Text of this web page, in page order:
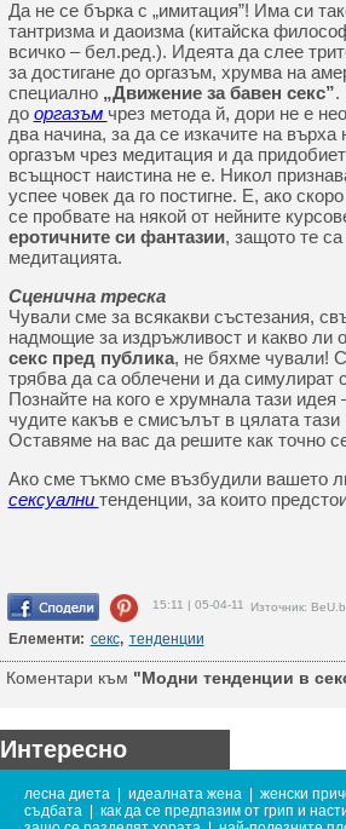
Да не се бърка с „имитация”! Има си
тантризма и даоизма (китайска
всичко – бел.ред.). Идеята да слее
за достигане до оргазъм, хрумва на
специално „Движение за бавен секс”.
до оргазъм чрез метода й, дори не е
два начина, за да се изкачите на
оргазъм чрез медитация и да
всъщност наистина не е. Никол
успее човек да го постигне. Е, ако
се пробвате на някой от нейните
еротичните си фантазии, защото те
медитацията.
Сценична треска
Чували сме за всякакви състезания,
надмощие за издръжливост и какво ли
секс пред публика, не бяхме чували!
трябва да са облечени и да симулират
Познайте на кого е хрумнала тази идея
чудите какъв е смисълът в цялата
Оставяме на вас да решите как точно
Ако сме тъкмо сме възбудили вашето
сексуални тенденции, за които
15:11 | 05-04-11 Източник:
Елементи: секс, тенденции
Коментари към "Модни тенденции в
Интересно
лесна диета идеалната жена женски
съдбата
как да се предпазим от грип и